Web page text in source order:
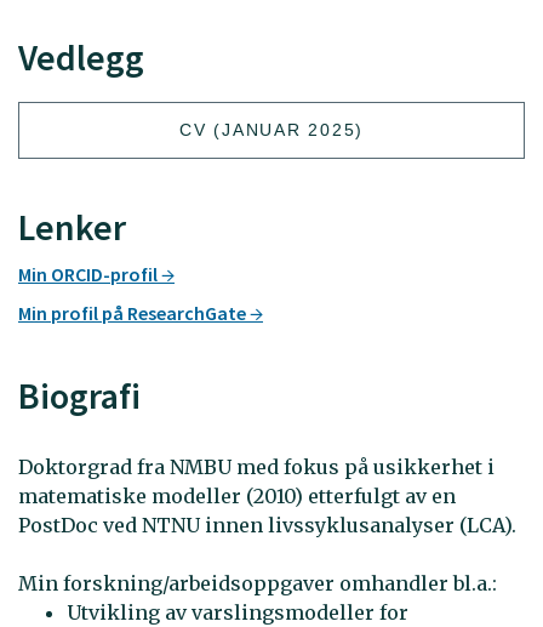
Vedlegg
CV (JANUAR 2025)
Lenker
Min ORCID-profil
Min profil på ResearchGate
Biografi
Doktorgrad fra NMBU med fokus på usikkerhet i
matematiske modeller (2010) etterfulgt av en
PostDoc ved NTNU innen livssyklusanalyser (LCA).
Min forskning/arbeidsoppgaver omhandler bl.a.:
Utvikling av varslingsmodeller for